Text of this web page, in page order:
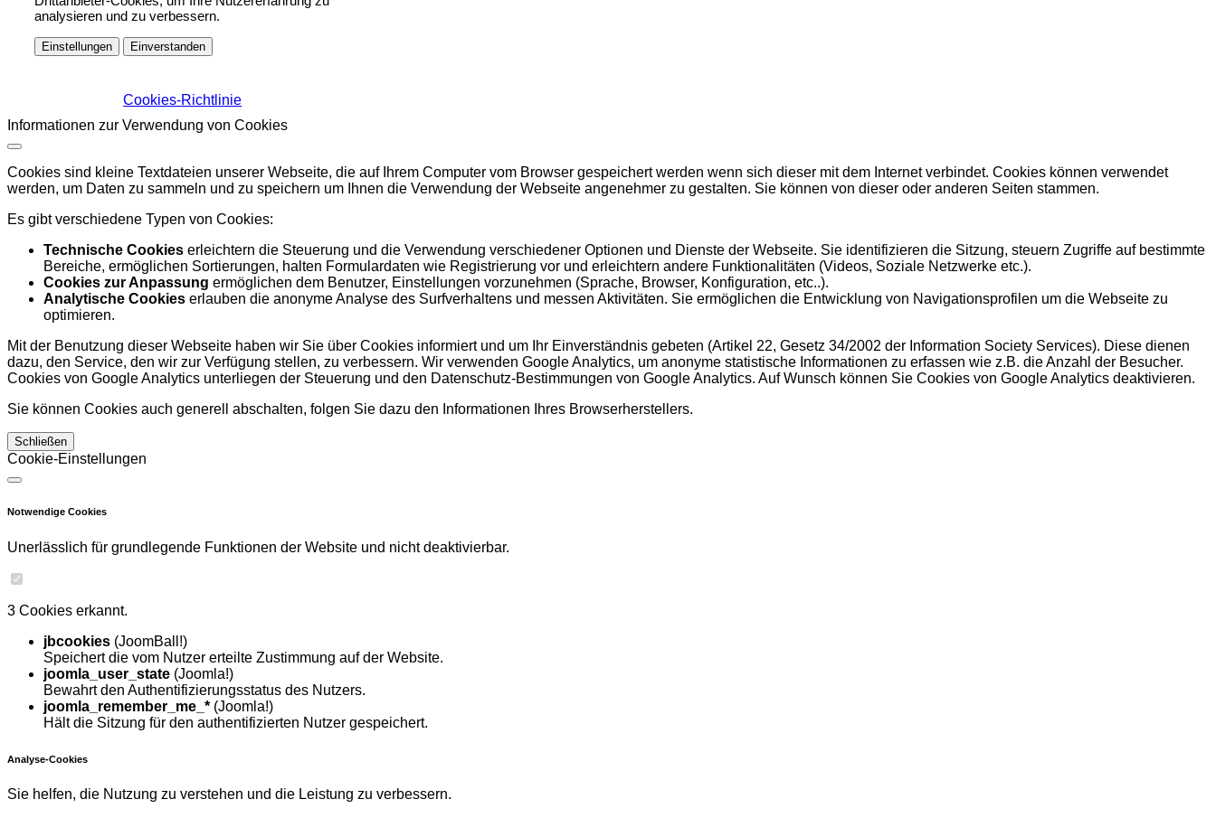
analysieren und zu verbessern.
Einstellungen Einverstanden
Cookies-Richtlinie
Informationen zur Verwendung von Cookies
Cookies sind kleine Textdateien unserer Webseite, die auf Ihrem Computer vom Browser gespeichert werden wenn sich dieser mit dem Internet verbindet. Cookies können verwendet
werden, um Daten zu sammeln und zu speichern um Ihnen die Verwendung der Webseite angenehmer zu gestalten. Sie können von dieser oder anderen Seiten stammen.
Es gibt verschiedene Typen von Cookies:
Technische Cookies erleichtern die Steuerung und die Verwendung verschiedener Optionen und Dienste der Webseite. Sie identifizieren die Sitzung, steuern Zugriffe auf bestimmte
Bereiche, ermöglichen Sortierungen, halten Formulardaten wie Registrierung vor und erleichtern andere Funktionalitäten (Videos, Soziale Netzwerke etc.).
Cookies zur Anpassung ermöglichen dem Benutzer, Einstellungen vorzunehmen (Sprache, Browser, Konfiguration, etc..).
Analytische Cookies erlauben die anonyme Analyse des Surfverhaltens und messen Aktivitäten. Sie ermöglichen die Entwicklung von Navigationsprofilen um die Webseite zu
optimieren.
Mit der Benutzung dieser Webseite haben wir Sie über Cookies informiert und um Ihr Einverständnis gebeten (Artikel 22, Gesetz 34/2002 der Information Society Services). Diese dienen
dazu, den Service, den wir zur Verfügung stellen, zu verbessern. Wir verwenden Google Analytics, um anonyme statistische Informationen zu erfassen wie z.B. die Anzahl der Besucher.
Cookies von Google Analytics unterliegen der Steuerung und den Datenschutz-Bestimmungen von Google Analytics. Auf Wunsch können Sie Cookies von Google Analytics deaktivieren.
Sie können Cookies auch generell abschalten, folgen Sie dazu den Informationen Ihres Browserherstellers.
Schließen
Cookie-Einstellungen
Notwendige Cookies
Unerlässlich für grundlegende Funktionen der Website und nicht deaktivierbar.
3 Cookies erkannt.
jbcookies (JoomBall!)
Speichert die vom Nutzer erteilte Zustimmung auf der Website.
joomla_user_state (Joomla!)
Bewahrt den Authentifizierungsstatus des Nutzers.
joomla_remember_me_* (Joomla!)
Hält die Sitzung für den authentifizierten Nutzer gespeichert.
Analyse-Cookies
Sie helfen, die Nutzung zu verstehen und die Leistung zu verbessern.